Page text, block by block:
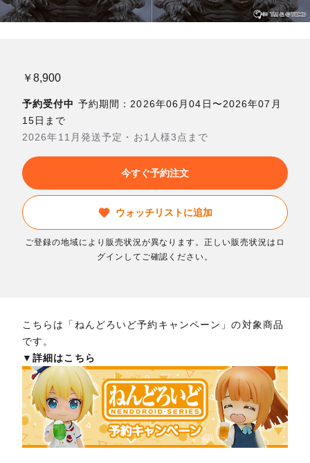
￥8,900
予約受付中 予約期間：2026年06月04日〜2026年07月
15日まで
2026年11月発送予定・お1人様3点まで
今すぐ予約注文
ウォッチリストに追加
ご登録の地域により販売状況が異なります。正しい販売状況はロ
グインしてご確認ください。
こちらは「ねんどろいど予約キャンペーン」の対象商品
です。
▼詳細はこちら